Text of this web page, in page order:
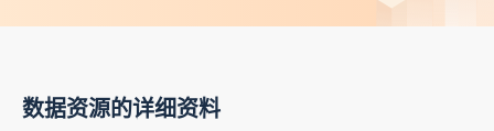
数据资源的详细资料